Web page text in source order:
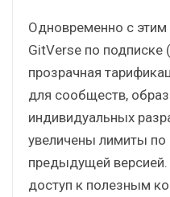
Одновременно с
GitVerse по подписке
прозрачная
для сообществ,
индивидуальных
увеличены лимиты по
предыдущей
доступ к полезным